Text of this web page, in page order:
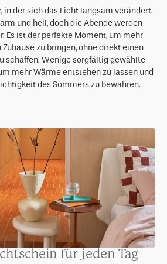
in der sich das Licht langsam verändert.
und hell, doch die Abende werden
Es ist der perfekte Moment, um mehr
zu bringen, ohne direkt einen
schaffen. Wenige sorgfältig gewählte
mehr Wärme entstehen zu lassen und
des Sommers zu bewahren.
für jeden Tag